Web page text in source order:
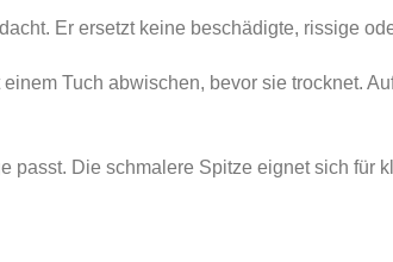
Er ersetzt keine beschädigte, rissige
Tuch abwischen, bevor sie trocknet.
passt. Die schmalere Spitze eignet sich für